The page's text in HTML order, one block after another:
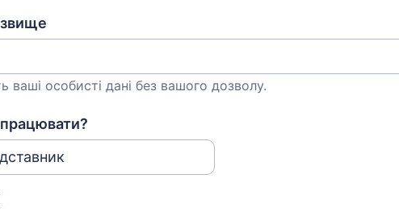
ваші особисті дані без вашого дозволу.